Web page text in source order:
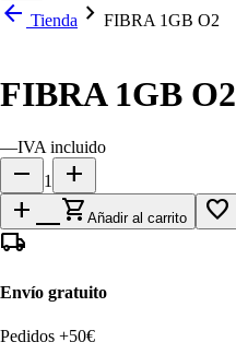
arrow_back Tienda chevron_right FIBRA 1GB O2
FIBRA 1GB O2
—IVA incluido
remove 1
add
add_shopping_cart Añadir al carrito
favorite_border
local_shipping
Envío gratuito
Pedidos +50€